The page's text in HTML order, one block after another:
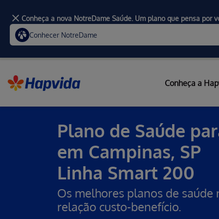
Conheça a
Conheça a nova NotreDame Saúde. Um plano que pensa por
Conhecer NotreDame
Home Planos de Saúde Empresariais
Plano de Saúde
em Campinas, SP
Linha Smart 200
Os melhores planos de saúde
relação custo-benefício.